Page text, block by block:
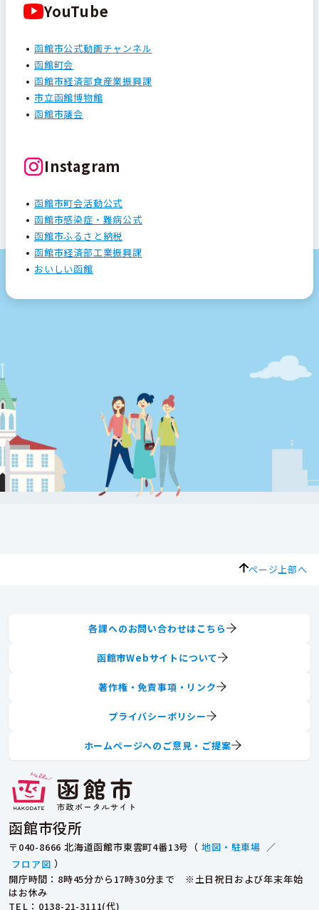
YouTube
函館市公式動画チャンネル
函館町会
函館市経済部食産業振興課
市立函館博物館
函館市議会
Instagram
函館市町会活動公式
函館市感染症・難病公式
函館市ふるさと納税
函館市経済部工業振興課
おいしい函館
ページ上部へ
函館市役所
〒040-8666 北海道函館市東雲町4番13号（ 地図・駐車場 ／
フロア図 ）
開庁時間：8時45分から17時30分まで ※土日祝日および年末年始
はお休み
TEL ：0138-21-3111(代)
各課へのお問い合わせはこちら
函館市Webサイトについて
著作権・免責事項・リンク
プライバシーポリシー
ホームページへのご意見・ご提案